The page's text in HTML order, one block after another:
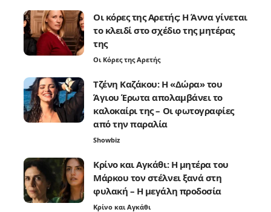
Οι κόρες της Αρετής: Η Άννα γίνεται
το κλειδί στο σχέδιο της μητέρας
της
Οι Κόρες της Αρετής
Τζένη Καζάκου: Η «Δώρα» του
Άγιου Έρωτα απολαμβάνει το
καλοκαίρι της – Οι φωτογραφίες
από την παραλία
Showbiz
Κρίνο και Αγκάθι: Η μητέρα του
Μάρκου τον στέλνει ξανά στη
φυλακή – Η μεγάλη προδοσία
Κρίνο και Αγκάθι